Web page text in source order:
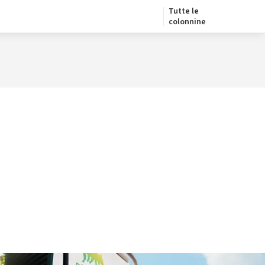
Tutte le
colonnine